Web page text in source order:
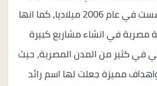
والاستثمار العقاري، تأسست في عام 2006 ميلاديا، كما انها
في انشاء مشاريع كبيرة
في كثير من المدن المصرية، حيث
مميزة جعلت لها اسم رائد